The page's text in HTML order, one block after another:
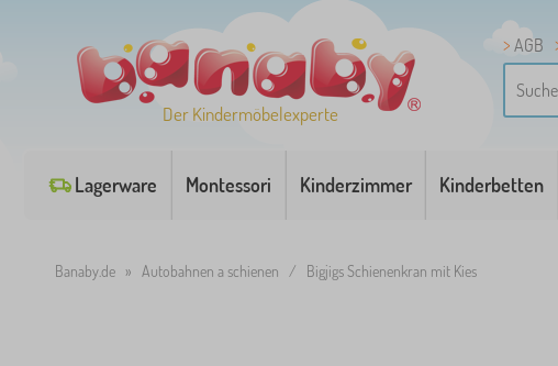
Der Kindermöbelexperte
AGB
Lagerware Montessori Kinderzimmer Kinderbetten
Banaby.de » Autobahnen a schienen / Bigjigs Schienenkran mit Kies